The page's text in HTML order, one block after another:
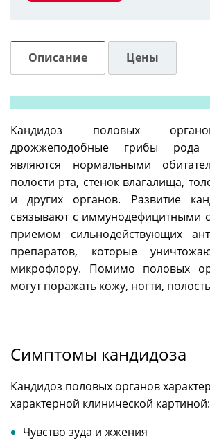
Описание Цены
Кандидоз половых
дрожжеподобные грибы
являются нормальными
полости рта, стенок влагалища,
и других органов. Развитие
связывают с иммунодефицитными
приемом сильнодействующих
препаратов, которые
микрофлору. Помимо половых
могут поражать кожу, ногти,
Симптомы кандидоза
Кандидоз половых органов
характерной клинической картиной:
Чувство зуда и жжения